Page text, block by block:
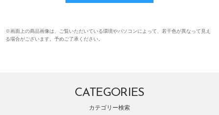
※画面上の商品画像は、ご覧いただいている環境やパソコンによって、若干色が異なって見え
る場合がございます。予めご了承ください。
CATEGORIES
カテゴリー検索